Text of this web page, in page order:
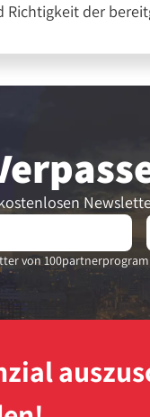
der
von